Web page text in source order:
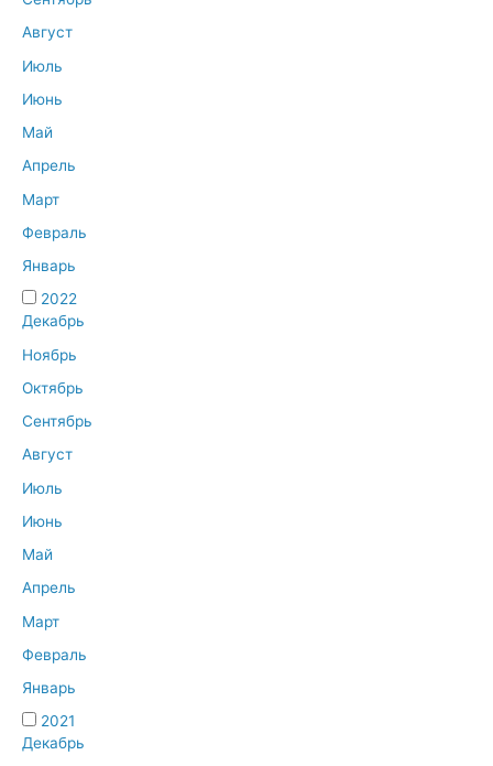
Август
Июль
Июнь
Май
Апрель
Март
Февраль
Январь
2022
Декабрь
Ноябрь
Октябрь
Сентябрь
Август
Июль
Июнь
Май
Апрель
Март
Февраль
Январь
2021
Декабрь